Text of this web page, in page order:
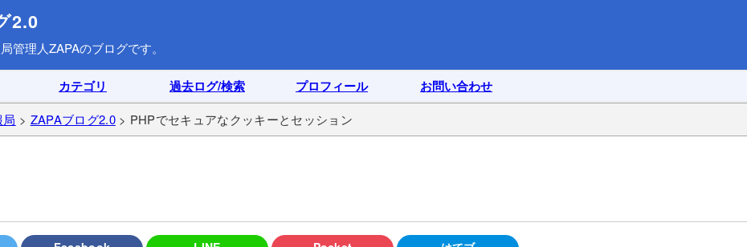
2.0
管理人ZAPAのブログです。
カテゴリ 過去ログ/検索 プロフィール お問い合わせ
> ZAPAブログ2.0> PHPでセキュアなクッキーとセッション